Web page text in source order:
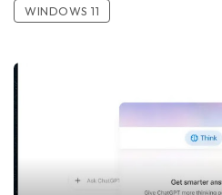
WINDOWS 11